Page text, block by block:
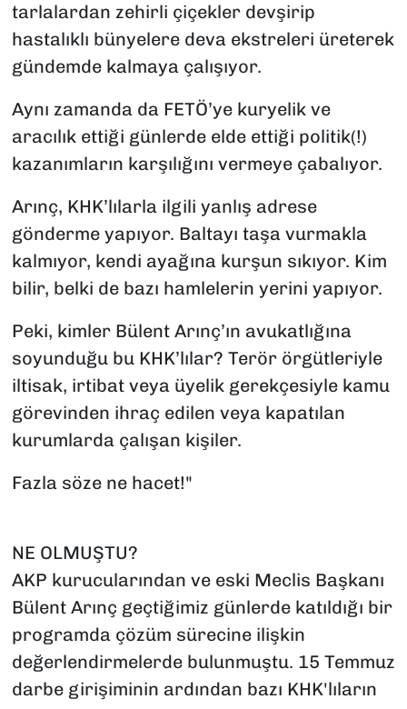
tarlalardan zehirli çiçekler devşirip
hastalıklı bünyelere deva ekstreleri üreterek
gündemde kalmaya çalışıyor.
Aynı zamanda da FETÖ’ye kuryelik ve
aracılık ettiği günlerde elde ettiği politik(!)
kazanımların karşılığını vermeye çabalıyor.
Arınç, KHK’lılarla ilgili yanlış adrese
gönderme yapıyor. Baltayı taşa vurmakla
kalmıyor, kendi ayağına kurşun sıkıyor. Kim
bilir, belki de bazı hamlelerin yerini yapıyor.
Peki, kimler Bülent Arınç’ın avukatlığına
soyunduğu bu KHK’lılar? Terör örgütleriyle
iltisak, irtibat veya üyelik gerekçesiyle kamu
görevinden ihraç edilen veya kapatılan
kurumlarda çalışan kişiler.
Fazla söze ne hacet!"
NE OLMUŞTU?
AKP kurucularından ve eski Meclis Başkanı
Bülent Arınç geçtiğimiz günlerde katıldığı bir
programda çözüm sürecine ilişkin
değerlendirmelerde bulunmuştu. 15 Temmuz
darbe girişiminin ardından bazı KHK'lıların